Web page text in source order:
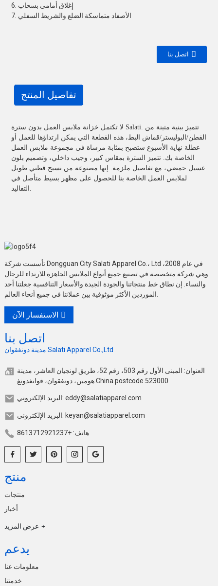
6. إغلاق أمامي بسحاب
7. الأصفاد متماسكة الضلع والشريط السفلي
اتصل بنا
تفاصيل المنتج
لا تكتمل خزانة ملابس العمل بدون سترة Salati. تتميز ببنية متينة من
القطن/البوليستر/قماش البط، هذه القطعة التي يمكن ارتداؤها للعمل أو
عطلة نهاية الأسبوع ستصبح بمثابة مرساة في مجموعة ملابس العمل
الخاصة بك. تتميز السترة بمقاس كبير، وجيب داخلي، وتصميم بلون
غسيل حمضي، مع تفاصيل ملزمة. إنها مصنوعة من نسيج قطني طويل
لملابس العمل الخاصة بنا للحصول على مظهر بسيط متأصل في
التقاليد.
تأسست شركة Dongguan City Salati Apparel Co.، Ltd في عام 2008،
وهي شركة متخصصة في تصنيع جميع أنواع الملابس الجاهزة للارتداء للرجال
والنساء. إن نطاق خط منتجاتنا والجودة الجيدة والأسعار التنافسية جعلتنا أحد
الاستفسار الآن
اتصل بنا
مدينة دونغقوان Salati Apparel Co.,Ltd
العنوان: المبنى الأول رقم 503، رقم 52، طريق لونجيان العاشر، مدينة
هومين، دونغقوان، قوانغدونغ.China.postcode.523000
البريد الإلكتروني: eddy@salatiapparel.com
البريد الإلكتروني: keyan@salatiapparel.com
هاتف: +8613712921237
منتج
منتجات
أخبار
عرض المزيد
يدعم
معلومات عنا
خدمتنا